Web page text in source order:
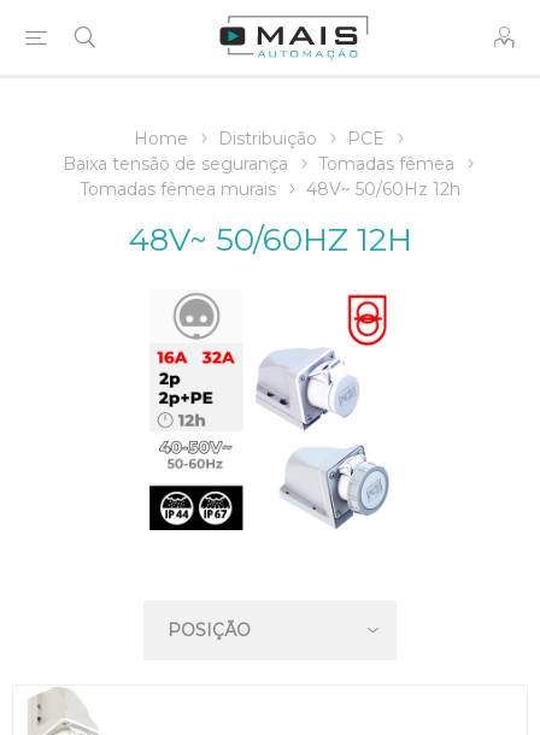
Home Distribuição
PCE
Baixa tensão de segurança
Tomadas fêmea
Tomadas fêmea murais
48V~ 50/60Hz 12h
48V~ 50/60HZ 12H